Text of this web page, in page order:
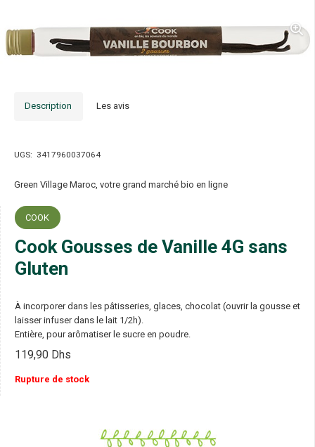
Description Les avis
UGS: 3417960037064
Green Village Maroc, votre grand marché bio en ligne
COOK
Cook Gousses de Vanille 4G sans
Gluten
À incorporer dans les pâtisseries, glaces, chocolat (ouvrir la gousse et
laisser infuser dans le lait 1/2h).
Entière, pour arômatiser le sucre en poudre.
119,90 Dhs
Rupture de stock